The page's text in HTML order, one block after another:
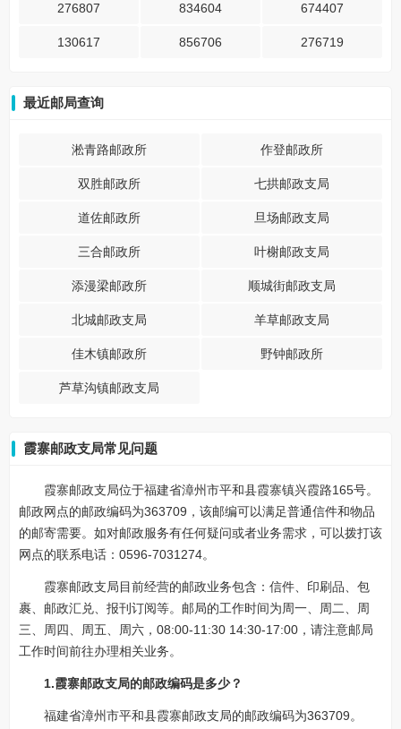
276807 834604 674407
130617 856706 276719
最近邮局查询
淞青路邮政所 作登邮政所
双胜邮政所 七拱邮政支局
道佐邮政所 旦场邮政支局
三合邮政所 叶榭邮政支局
添漫梁邮政所 顺城街邮政支局
北城邮政支局 羊草邮政支局
佳木镇邮政所 野钟邮政所
芦草沟镇邮政支局
霞寨邮政支局常见问题
霞寨邮政支局位于福建省漳州市平和县霞寨镇兴霞路165号。
邮政网点的邮政编码为363709，该邮编可以满足普通信件和物品
的邮寄需要。如对邮政服务有任何疑问或者业务需求，可以拨打该
网点的联系电话：0596-7031274。
霞寨邮政支局目前经营的邮政业务包含：信件、印刷品、包
裹、邮政汇兑、报刊订阅等。邮局的工作时间为周一、周二、周
三、周四、周五、周六，08:00-11:30 14:30-17:00，请注意邮局
工作时间前往办理相关业务。
1.霞寨邮政支局的邮政编码是多少？
福建省漳州市平和县霞寨邮政支局的邮政编码为363709。